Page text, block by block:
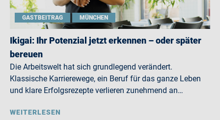
GASTBEITRAG MÜNCHEN
Ikigai: Ihr Potenzial jetzt erkennen – oder später
bereuen
Die Arbeitswelt hat sich grundlegend verändert.
Klassische Karrierewege, ein Beruf für das ganze Leben
und klare Erfolgsrezepte verlieren zunehmend an…
WEITERLESEN